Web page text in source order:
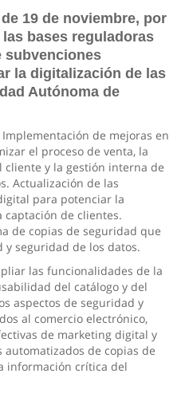
de 19 de noviembre, por
bases reguladoras
subvenciones
la digitalización de las
Autónoma de
Implementación de mejoras en
el proceso de venta, la
y la gestión interna de
Actualización de las
para potenciar la
de clientes.
de copias de seguridad que
seguridad de los datos.
las funcionalidades de la
del catálogo y del
aspectos de seguridad y
al comercio electrónico,
de marketing digital y
de copias de
información crítica del